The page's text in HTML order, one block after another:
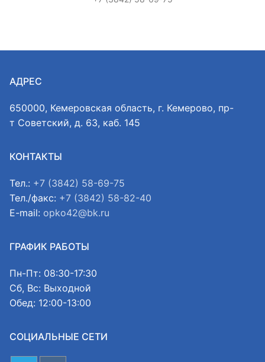
АДРЕС
650000, Кемеровская область, г. Кемерово, пр-
т Советский, д. 63, каб. 145
КОНТАКТЫ
Тел.: +7 (3842) 58-69-75
Тел./факс: +7 (3842) 58-82-40
E-mail: opko42@bk.ru
ГРАФИК РАБОТЫ
Пн-Пт: 08:30-17:30
Сб, Вс: Выходной
Обед: 12:00-13:00
СОЦИАЛЬНЫЕ СЕТИ